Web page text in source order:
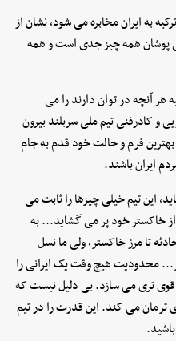
به ایران مخابره می شود، نشان از
پوشان همه چیز جدی است و همه
هر آنچه در توان دارند را می
و کادرفنی تیم ملی سربلند بیرون
فرم و حالت خود قدم به جام
ایران باشند.
این تیم خیلی چیزها را ثابت می
خاکستر خود پر می گشاید... به
تا مرز خاکستر، ولی ما نسل
محدودیت هیچ وقت یک ایرانی را
تری می سازد. بی دلیل نیست که
می کند. این قدرت را در تیم